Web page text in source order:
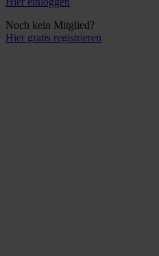
Noch kein Mitglied?
Hier gratis registrieren